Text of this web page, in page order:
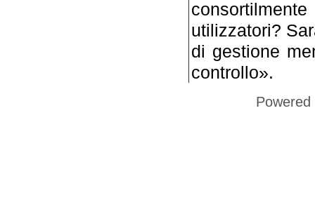
utilizzatori?
di gestione
controllo».